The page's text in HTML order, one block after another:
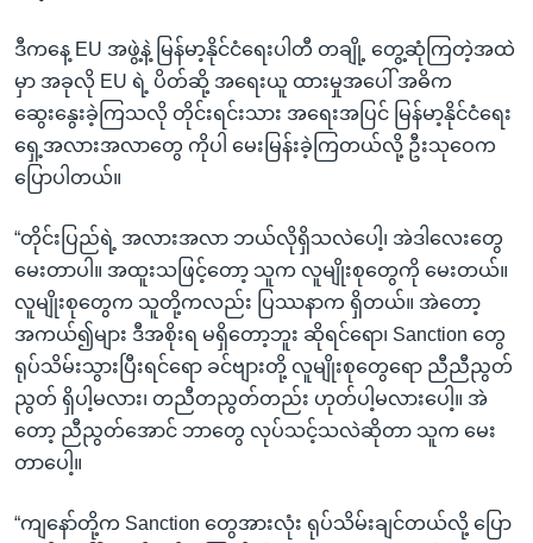
ဒီကနေ့ EU အဖွဲ့နဲ့ မြန်မာ့နိုင်ငံရေးပါတီ တချို့ တွေ့ဆုံကြတဲ့အထဲ
မှာ အခုလို EU ရဲ့ ပိတ်ဆို့ အရေးယူ ထားမှုအပေါ် အဓိက
ဆွေးနွေးခဲ့ကြသလို တိုင်းရင်းသား အရေးအပြင် မြန်မာ့နိုင်ငံရေး
ရှေ့အလားအလာတွေ ကိုပါ မေးမြန်းခဲ့ကြတယ်လို့ ဦးသုဝေက
ပြောပါတယ်။
“တိုင်းပြည်ရဲ့ အလားအလာ ဘယ်လိုရှိသလဲပေါ့၊ အဲဒါလေးတွေ
မေးတာပါ။ အထူးသဖြင့်တော့ သူက လူမျိုးစုတွေကို မေးတယ်။
လူမျိုးစုတွေက သူတို့ကလည်း ပြဿနာက ရှိတယ်။ အဲတော့
အကယ်၍များ ဒီအစိုးရ မရှိတော့ဘူး ဆိုရင်ရော၊ Sanction တွေ
ရုပ်သိမ်းသွားပြီးရင်ရော ခင်ဗျားတို့ လူမျိုးစုတွေရော ညီညီညွတ်
ညွတ် ရှိပါ့မလား၊ တညီတညွတ်တည်း ဟုတ်ပါ့မလားပေါ့။ အဲ
တော့ ညီညွတ်အောင် ဘာတွေ လုပ်သင့်သလဲဆိုတာ သူက မေး
တာပေါ့။
“ကျနော်တို့က Sanction တွေအားလုံး ရုပ်သိမ်းချင်တယ်လို့ ပြော